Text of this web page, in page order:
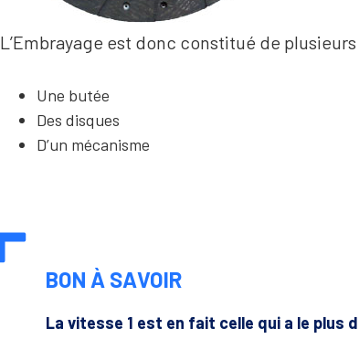
L’Embrayage est donc constitué de
Une butée
Des disques
D’un mécanisme
BON À SAVOIR
La vitesse 1 est en fait celle qui a le plus